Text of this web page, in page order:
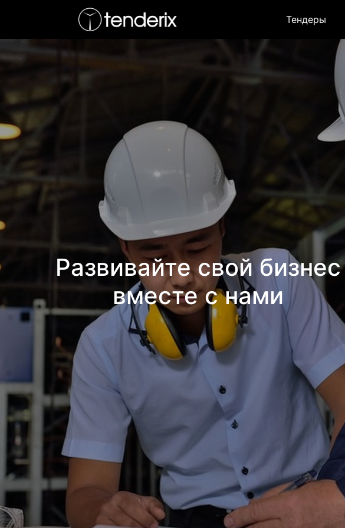
Тендеры
Развивайте свой бизнес
вместе с нами